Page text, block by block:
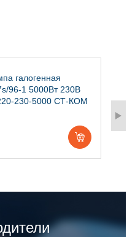
галогенная
96-1 5000Вт 230В
230-5000 СТ-КОМ